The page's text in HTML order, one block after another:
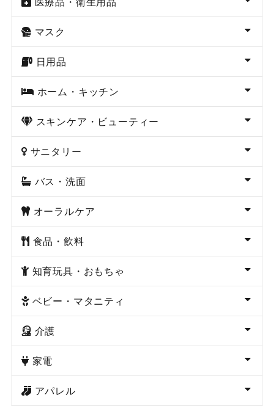
マスク
日用品
ホーム・キッチン
スキンケア・ビューティー
サニタリー
バス・洗面
オーラルケア
食品・飲料
知育玩具・おもちゃ
ベビー・マタニティ
介護
家電
アパレル